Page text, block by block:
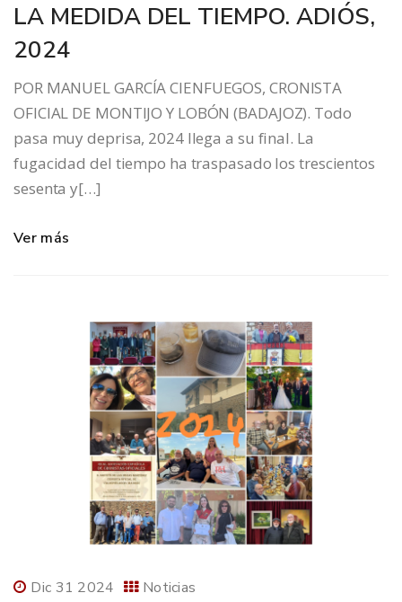
LA MEDIDA DEL TIEMPO. ADIÓS,
2024
POR MANUEL GARCÍA CIENFUEGOS, CRONISTA
OFICIAL DE MONTIJO Y LOBÓN (BADAJOZ). Todo
pasa muy deprisa, 2024 llega a su final. La
fugacidad del tiempo ha traspasado los trescientos
sesenta y[…]
Ver más
Dic 31 2024 Noticias